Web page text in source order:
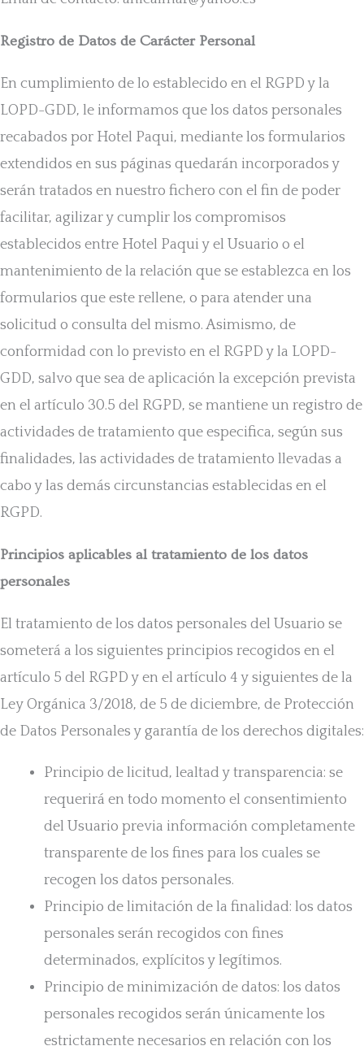
Registro de Datos de Carácter Personal
En cumplimiento de lo establecido en el RGPD y la
LOPD-GDD, le informamos que los datos personales
recabados por Hotel Paqui, mediante los formularios
extendidos en sus páginas quedarán incorporados y
serán tratados en nuestro fichero con el fin de poder
facilitar, agilizar y cumplir los compromisos
establecidos entre Hotel Paqui y el Usuario o el
mantenimiento de la relación que se establezca en los
formularios que este rellene, o para atender una
solicitud o consulta del mismo. Asimismo, de
conformidad con lo previsto en el RGPD y la LOPD-
GDD, salvo que sea de aplicación la excepción prevista
en el artículo 30.5 del RGPD, se mantiene un registro de
actividades de tratamiento que especifica, según sus
finalidades, las actividades de tratamiento llevadas a
cabo y las demás circunstancias establecidas en el
RGPD.
Principios aplicables al tratamiento de los datos
personales
El tratamiento de los datos personales del Usuario se
someterá a los siguientes principios recogidos en el
artículo 5 del RGPD y en el artículo 4 y siguientes de la
Ley Orgánica 3/2018, de 5 de diciembre, de Protección
de Datos Personales y garantía de los derechos digitales:
Principio de licitud, lealtad y transparencia: se
requerirá en todo momento el consentimiento
del Usuario previa información completamente
transparente de los fines para los cuales se
recogen los datos personales.
Principio de limitación de la finalidad: los datos
personales serán recogidos con fines
determinados, explícitos y legítimos.
Principio de minimización de datos: los datos
personales recogidos serán únicamente los
estrictamente necesarios en relación con los